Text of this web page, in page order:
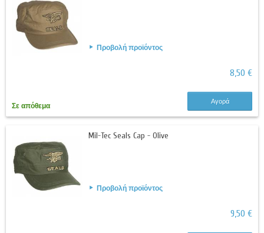
Προβολή προϊόντος
8,50 €
Σε απόθεμα
Αγορά
Mil-Tec Seals Cap - Olive
Προβολή προϊόντος
9,50 €